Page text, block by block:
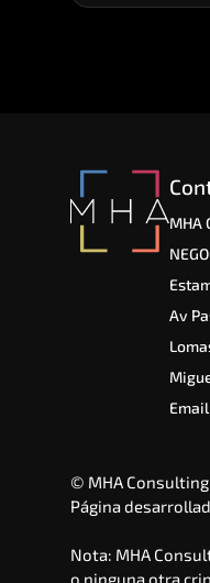
MHA
Av
© MHA
Página
Nota: MHA
o ninguna otra